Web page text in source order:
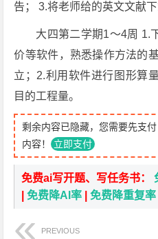
告； 3.将老师给的英文文献
大四第二学期1～4周 1.
价等软件，熟悉操作方法的
立；2.利用软件进行图形算
目的工程量。
剩余内容已隐藏，您需要先支付
内容！ 立即支付
免费ai写开题、写任务书：
|免费降AI率 |免费降重复率
PREVIOUS